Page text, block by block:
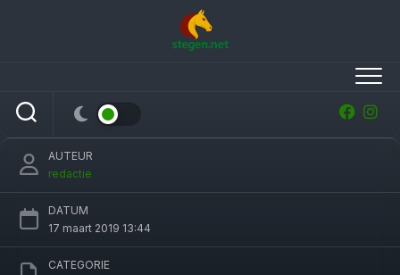
Floor van Kempen KNHS-kampioen ZZ-licht,
Floor Vos derde in Z1
AUTEUR
redactie
DATUM
17 maart 2019 13:44
CATEGORIE